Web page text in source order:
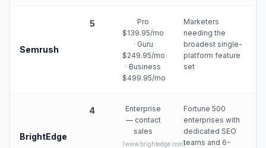
Semrush
5
Pro
$139.95/mo
· Guru
$249.95/mo
· Business
$499.95/mo
Marketers
needing the
broadest single-
platform feature
set
BrightEdge
4
Enterprise
— contact
sales
(www.brightedge.com)
Fortune 500
enterprises with
dedicated SEO
teams and 6-